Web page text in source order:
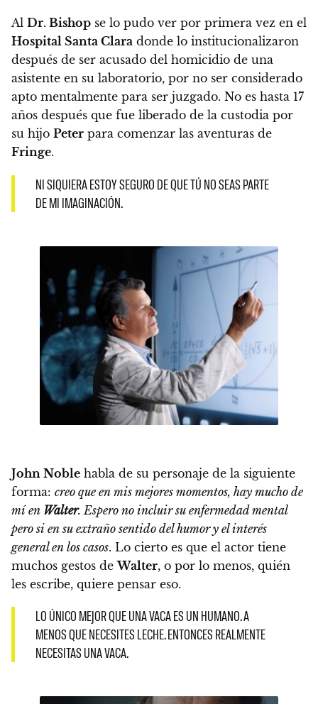
Al Dr. Bishop se lo pudo ver por primera vez en el
Hospital Santa Clara donde lo institucionalizaron
después de ser acusado del homicidio de una
asistente en su laboratorio, por no ser considerado
apto mentalmente para ser juzgado. No es hasta 17
años después que fue liberado de la custodia por
su hijo Peter para comenzar las aventuras de
Fringe.
NI SIQUIERA ESTOY SEGURO DE QUE TÚ NO SEAS PARTE
DE MI IMAGINACIÓN.
John Noble habla de su personaje de la siguiente
forma: creo que en mis mejores momentos, hay mucho de
mí en Walter. Espero no incluir su enfermedad mental
pero si en su extraño sentido del humor y el interés
general en los casos. Lo cierto es que el actor tiene
muchos gestos deWalter, o por lo menos, quién
les escribe, quiere pensar eso.
LO ÚNICO MEJOR QUE UNA VACA ES UN HUMANO. A
MENOS QUE NECESITES LECHE. ENTONCES REALMENTE
NECESITAS UNA VACA.